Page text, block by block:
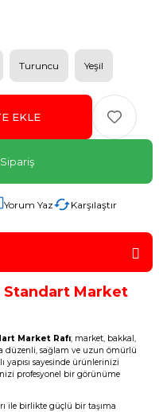
Turuncu Yeşil
EKLE
Yorum Yaz Karşılaştır
Standart Market
Market Rafı; market, bakkal,
düzenli, sağlam ve uzun ömürlü
yapısı sayesinde ürünlerinizi
profesyonel bir görünüme
ile birlikte güçlü bir taşıma